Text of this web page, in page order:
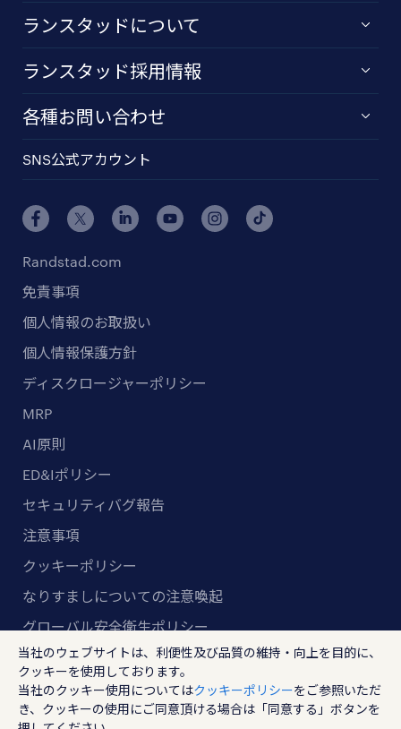
ランスタッドについて
ランスタッド採用情報
各種お問い合わせ
SNS公式アカウント
Randstad.com
免責事項
個人情報のお取扱い
個人情報保護方針
ディスクロージャーポリシー
MRP
AI原則
ED&Iポリシー
セキュリティバグ報告
注意事項
クッキーポリシー
なりすましについての注意喚起
グローバル安全衛生ポリシー
マルチステークホルダー方針
ランスタッド株式会社
当社のウェブサイトは、利便性及び品質の維持・向上を目的に、
クッキーを使用しております。
当社のクッキー使用についてはクッキーポリシーをご参照いただ
き、クッキーの使用にご同意頂ける場合は「同意する」ボタンを